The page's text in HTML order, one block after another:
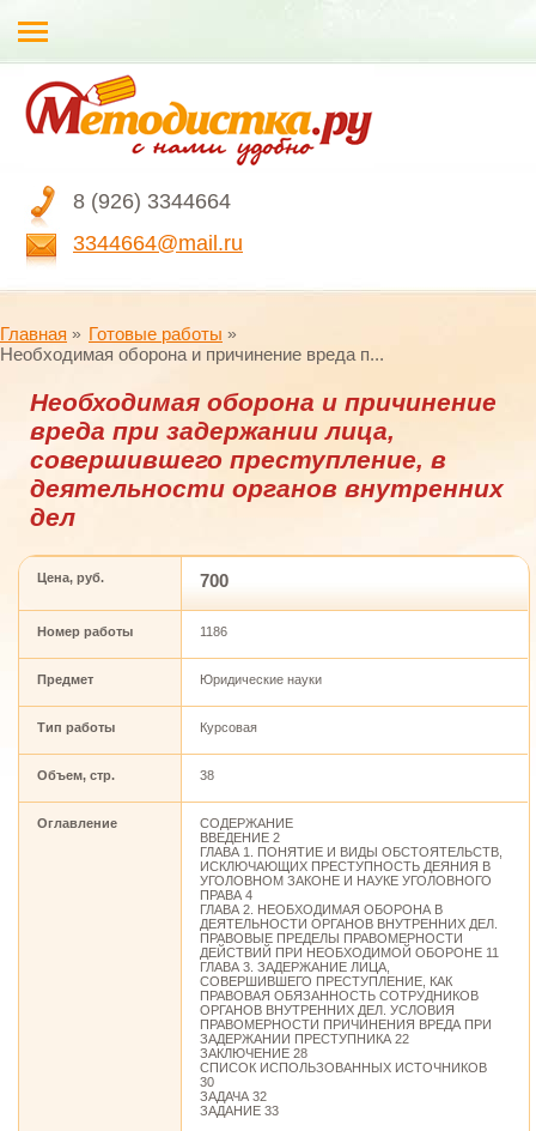
8 (926) 3344664
3344664@mail.ru
Главная
Готовые работы
Необходимая оборона и причинение вреда п...
Необходимая оборона и причинение
вреда при задержании лица,
совершившего преступление, в
деятельности органов внутренних
дел
Цена, руб. 700
Номер работы 1186
Предмет Юридические науки
Тип работы Курсовая
Объем, стр. 38
Оглавление
СОДЕРЖАНИЕ
ВВЕДЕНИЕ 2
ГЛАВА 1. ПОНЯТИЕ И ВИДЫ ОБСТОЯТЕЛЬСТВ,
ИСКЛЮЧАЮЩИХ ПРЕСТУПНОСТЬ ДЕЯНИЯ В
УГОЛОВНОМ ЗАКОНЕ И НАУКЕ УГОЛОВНОГО
ПРАВА 4
ГЛАВА 2. НЕОБХОДИМАЯ ОБОРОНА В
ДЕЯТЕЛЬНОСТИ ОРГАНОВ ВНУТРЕННИХ ДЕЛ.
ПРАВОВЫЕ ПРЕДЕЛЫ ПРАВОМЕРНОСТИ
ДЕЙСТВИЙ ПРИ НЕОБХОДИМОЙ ОБОРОНЕ 11
ГЛАВА 3. ЗАДЕРЖАНИЕ ЛИЦА,
СОВЕРШИВШЕГО ПРЕСТУПЛЕНИЕ, КАК
ПРАВОВАЯ ОБЯЗАННОСТЬ СОТРУДНИКОВ
ОРГАНОВ ВНУТРЕННИХ ДЕЛ. УСЛОВИЯ
ПРАВОМЕРНОСТИ ПРИЧИНЕНИЯ ВРЕДА ПРИ
ЗАДЕРЖАНИИ ПРЕСТУПНИКА 22
ЗАКЛЮЧЕНИЕ 28
СПИСОК ИСПОЛЬЗОВАННЫХ ИСТОЧНИКОВ
30
ЗАДАЧА 32
ЗАДАНИЕ 33